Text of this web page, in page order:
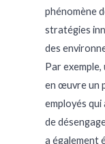
phénomène
stratégies
des
Par
en œuvre un
employés
de
a également